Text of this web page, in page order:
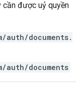
cần được uỷ quyền
auth/documents.
auth/documents